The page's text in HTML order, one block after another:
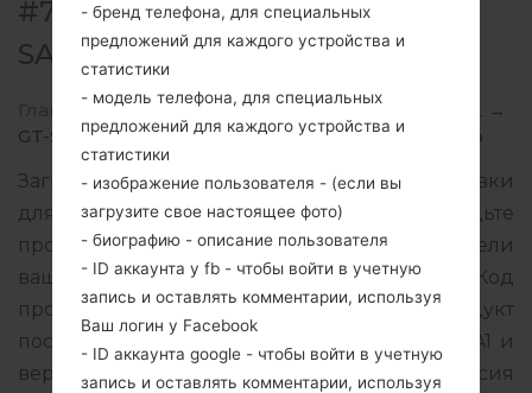
#7536 ДЛЯ GT-S7582L -
SAMSUNGGALAXY S DUOS 2
Главная →Galaxy S Duos 2 →SamsungGT-S7582L →
GT-S7582L_TPA_1_20150204082610_22iivo84fg.zip
Загрузите последнее обновление прошивки
для Samsung Galaxy S Duos 2, но не забудьте
проверить, соответствует ли номер модели
вашего смартфона указанному GT-S7582L. Код
прошивки TPA для PANAMA. Продукт
поставляется с версией PDA S7582LUBUAOA1 и
версия CSC S7582LUUBAOA1, MODEM версия
- бренд телефона, для специальных
предложений для каждого устройства и
статистики
- модель телефона, для специальных
предложений для каждого устройства и
статистики
- изображение пользователя - (если вы
загрузите свое настоящее фото)
- биографию - описание пользователя
- ID аккаунта у fb - чтобы войти в учетную
запись и оставлять комментарии, используя
Ваш логин у Facebook
- ID аккаунта google - чтобы войти в учетную
запись и оставлять комментарии, используя